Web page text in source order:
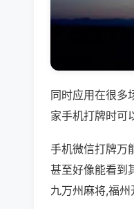
同时应用在很多
家手机打牌时可
手机微信打牌万
甚至好像能看到
九万州麻将,福州